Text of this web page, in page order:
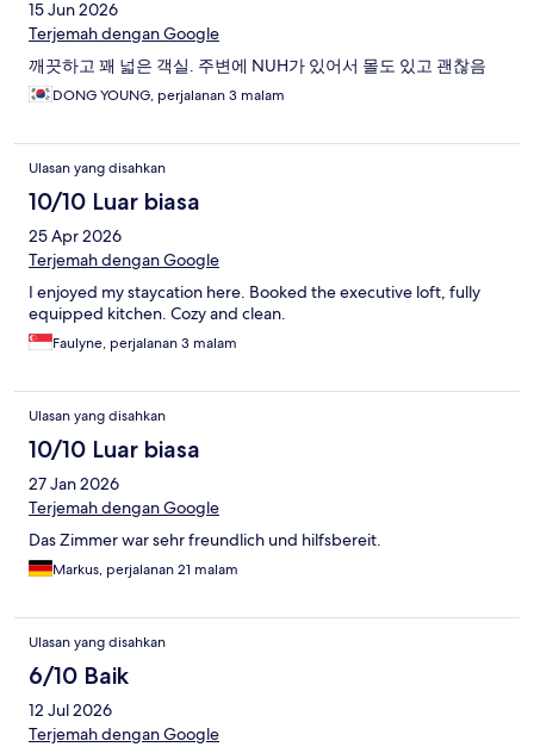
15 Jun 2026
Terjemah dengan Google
깨끗하고 꽤 넓은 객실. 주변에 NUH가 있어서 몰도 있고 괜찮음
DONG YOUNG, perjalanan 3 malam
Ulasan yang disahkan
10/10 Luar biasa
25 Apr 2026
Terjemah dengan Google
I enjoyed my staycation here. Booked the executive loft, fully
equipped kitchen. Cozy and clean.
Faulyne, perjalanan 3 malam
Ulasan yang disahkan
10/10 Luar biasa
27 Jan 2026
Terjemah dengan Google
Das Zimmer war sehr freundlich und hilfsbereit.
Markus, perjalanan 21 malam
Ulasan yang disahkan
6/10 Baik
12 Jul 2026
Terjemah dengan Google